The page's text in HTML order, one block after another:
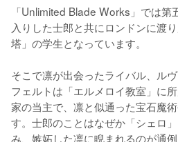
「Unlimited Blade Works」では
入りした士郎と共にロンドンに渡
塔」の学生となっています。
そこで凛が出会ったライバル、ル
フェルトは「エルメロイ教室」に
家の当主で、凛と似通った宝石魔
す。士郎のことはなぜか「シェロ
み、嫉妬した凛に睨まれるのが通例